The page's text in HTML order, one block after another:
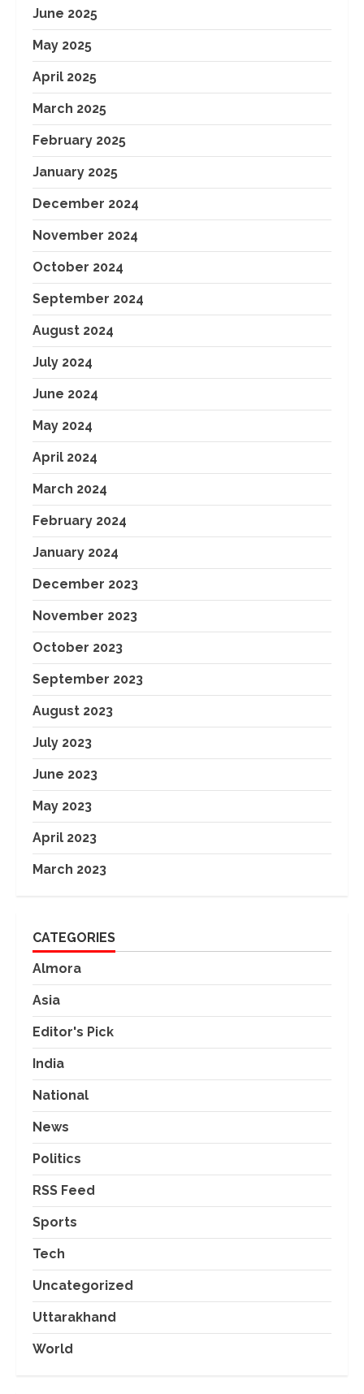
June 2025
May 2025
April 2025
March 2025
February 2025
January 2025
December 2024
November 2024
October 2024
September 2024
August 2024
July 2024
June 2024
May 2024
April 2024
March 2024
February 2024
January 2024
December 2023
November 2023
October 2023
September 2023
August 2023
July 2023
June 2023
May 2023
April 2023
March 2023
CATEGORIES
Almora
Asia
Editor's Pick
India
National
News
Politics
RSS Feed
Sports
Tech
Uncategorized
Uttarakhand
World